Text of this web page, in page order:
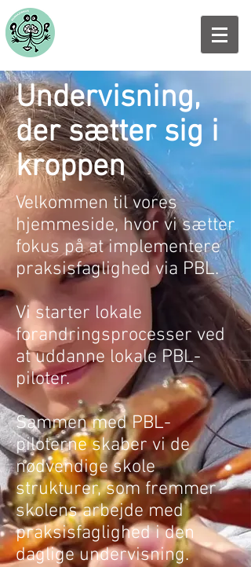
Undervisning,
der sætter sig i
kroppen
Velkommen til vores
hjemmeside, hvor vi sætter
fokus på at implementere
praksisfaglighed via PBL.
Vi starter lokale
forandringsprocesser ved
at uddanne lokale PBL-
piloter.
Sammen med PBL-
piloterne skaber vi de
nødvendige skole
strukturer, som fremmer
skolens arbejde med
praksisfaglighed i den
daglige undervisning.